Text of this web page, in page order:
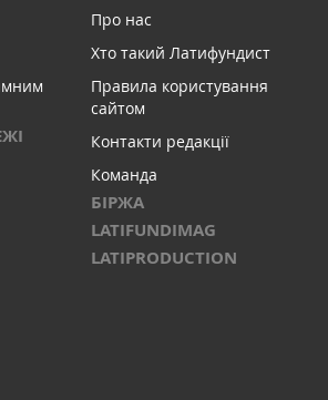
Про нас
Хто такий Латифундист
Правила користування
сайтом
Контакти редакції
Команда
БІРЖА
LATIFUNDIMAG
LATIPRODUCTION